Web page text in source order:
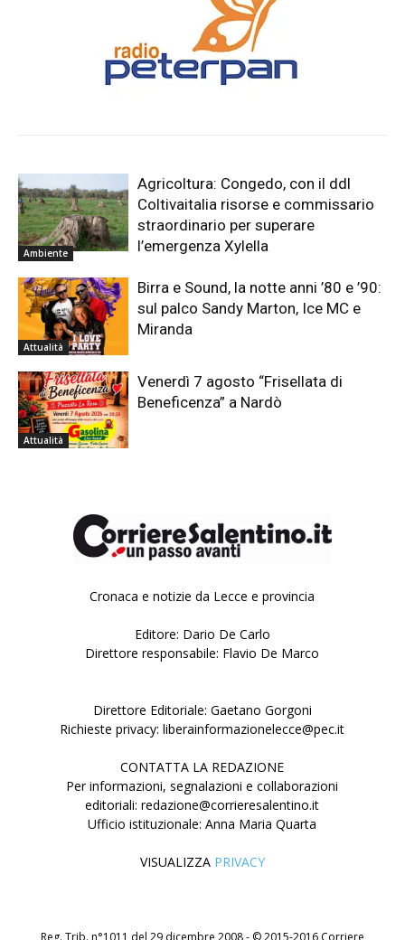
Ambiente
Agricoltura: Congedo, con il ddl
Coltivaitalia risorse e commissario
straordinario per superare
l’emergenza Xylella
Attualità
Birra e Sound, la notte anni ’80 e ’90:
sul palco Sandy Marton, Ice MC e
Miranda
Attualità
Venerdì 7 agosto “Frisellata di
Beneficenza” a Nardò
Cronaca e notizie da Lecce e provincia
Editore: Dario De Carlo
Direttore responsabile: Flavio De Marco
Direttore Editoriale: Gaetano Gorgoni
Richieste privacy: liberainformazionelecce@pec.it
CONTATTA LA REDAZIONE
Per informazioni, segnalazioni e collaborazioni
editoriali: redazione@corrieresalentino.it
Ufficio istituzionale: Anna Maria Quarta
VISUALIZZA PRIVACY